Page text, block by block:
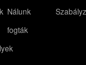
Nálunk
fogták